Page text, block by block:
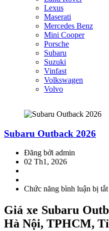
Lexus
Maserati
Mercedes Benz
Mini Cooper
Porsche
Subaru
Suzuki
Vinfast
Volkswagen
Volvo
Subaru Outback 2026
Đăng bởi admin
02 Th1, 2026
Chức năng bình luận bị tắt
Giá xe Subaru
Hà Nội, TPHCM,